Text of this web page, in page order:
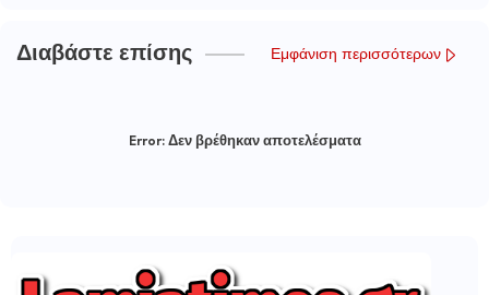
Διαβάστε επίσης Εμφάνιση περισσότερων
Error:Δεν βρέθηκαν αποτελέσματα